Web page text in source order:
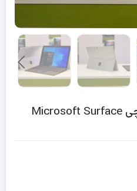
لپ تاپ استوک 12 اینچی Microsoft Surface